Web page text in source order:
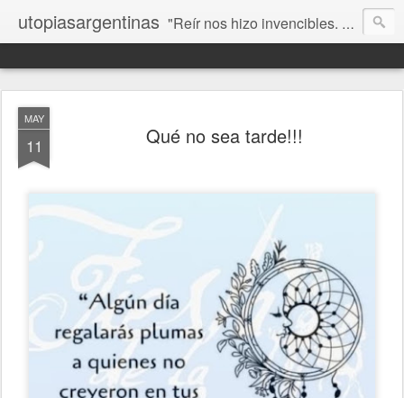
utopiasargentinas "Reír nos hizo invencibles. No como los que siempre ganan, sino como aquellos que no se rinden”. Frida Kahlo
MAY
11 Qué no sea tarde!!!